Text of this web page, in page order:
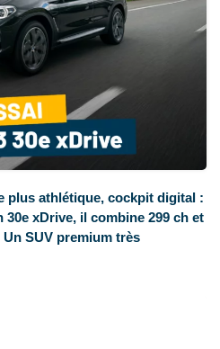
plus athlétique, cockpit digital :
30e xDrive, il combine 299 ch et
SUV premium très